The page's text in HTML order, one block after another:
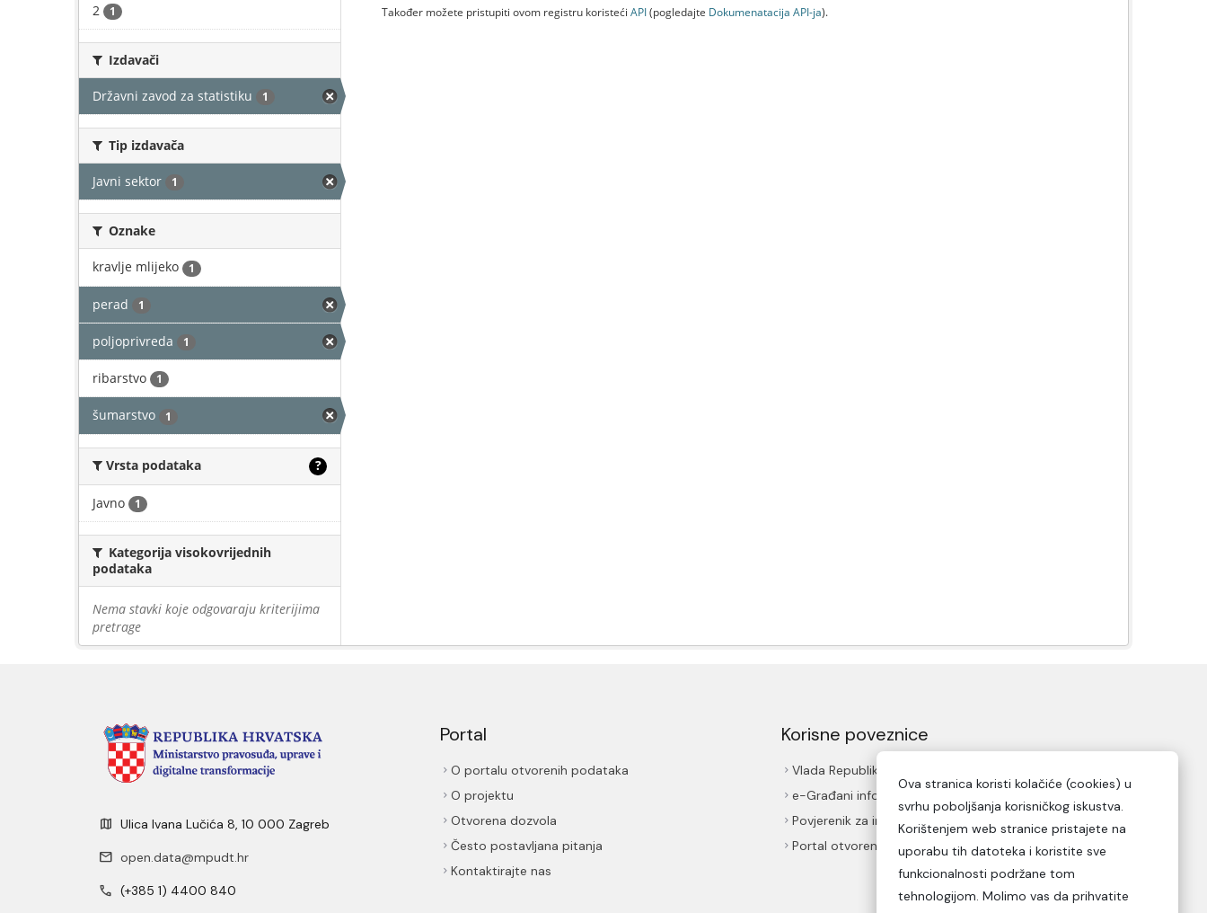
2 1
Izdavači
Državni zavod za statistiku 1
Tip izdavača
Javni sektor 1
Oznake
kravlje mlijeko 1
perad 1
poljoprivreda 1
ribarstvo 1
šumarstvo 1
Vrsta podataka ?
Javno 1
Kategorija visokovrijednih
podataka
Nema stavki koje odgovaraju kriterijima
pretrage
Također možete pristupiti ovom registru koristeći API(pogledajte Dokumenаtаcijа API-jа).